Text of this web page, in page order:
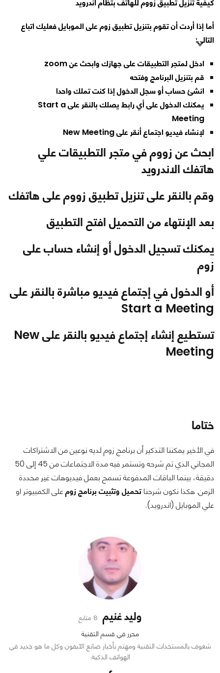
كيفية تنزيل تطبيق زووم للهاتف بتظام اندرويد
أما إذا أردت أن تقوم بتنزيل تطبيق زوم على الموبايل فعليك اتباع
التالي:
ادخل لمتجر التطبيقات على جهازك وابحث عن zoom
قم بتنزيل البرنامج وفتحه
انشئ حساب أو سجل الدخول إذا كنت تملك واحدا
يمكنك الدخول على أي رابط يصلك بالنقر على Start a
Meeting
لإنشاء فيديو اجتماع أنقر على New Meeting
ابحث عن زووم في متجر التطبيقات علي
هاتفك الاندرويد
وقم بالنقر على تنزيل تطبيق زووم على هاتفك
بعد الإنتهاء من التحميل افتح التطبيق
يمكنك تسجيل الدخول أو إنشاء حساب على
زوم
أو الدخول في إجتماع فيديو مباشرة بالنقر على
Start a Meeting
تستطيع إنشاء إجتماع فيديو بالنقر على New
Meeting
ختاما
في الأخير يمكننا التذكير أن برنامج زوم لديه نوعين من الاشتراكات
المجاني الذي تم شرحه وتستمر فيه مدة الاجتماعات من 45 إلى 50
دقيقة، بينما الباقات المدفوعة تسمح بعمل فيديوهات غير محددة
الزمن. هكذا نكون شرحنا تحميل وتثبيت برنامج زومعلى الكمبيوتر او
علي الموبايل (اندرويد).
وليد غنيم 8 متابع
محرر في قسم التقنية
شغوف بالمستجدات التقنية ومهتم بأخبار صانع الآيفون وكل ما هو جديد في
الهواتف الذكية.